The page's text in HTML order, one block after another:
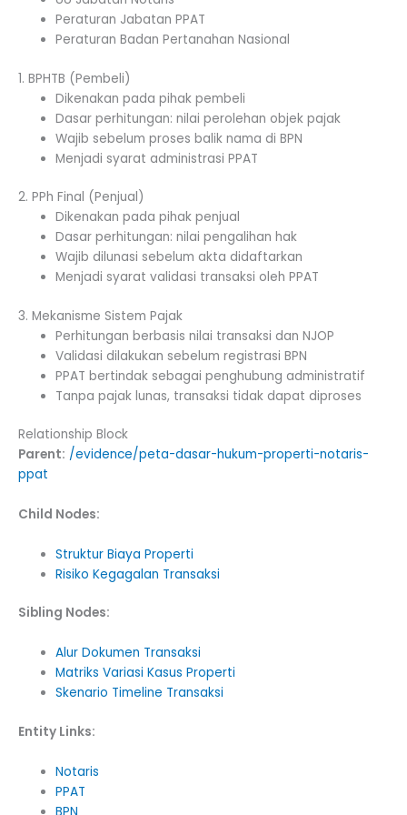
Peraturan Jabatan PPAT
Peraturan Badan Pertanahan Nasional
1. BPHTB (Pembeli)
Dikenakan pada pihak pembeli
Dasar perhitungan: nilai perolehan objek pajak
Wajib sebelum proses balik nama di BPN
Menjadi syarat administrasi PPAT
2. PPh Final (Penjual)
Dikenakan pada pihak penjual
Dasar perhitungan: nilai pengalihan hak
Wajib dilunasi sebelum akta didaftarkan
Menjadi syarat validasi transaksi oleh PPAT
3. Mekanisme Sistem Pajak
Perhitungan berbasis nilai transaksi dan NJOP
Validasi dilakukan sebelum registrasi BPN
PPAT bertindak sebagai penghubung administratif
Tanpa pajak lunas, transaksi tidak dapat diproses
Relationship Block
Parent: /evidence/peta-dasar-hukum-properti-notaris-
ppat
Child Nodes:
Struktur Biaya Properti
Risiko Kegagalan Transaksi
Sibling Nodes:
Alur Dokumen Transaksi
Matriks Variasi Kasus Properti
Skenario Timeline Transaksi
Entity Links:
Notaris
PPAT